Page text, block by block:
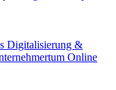
Digitalisierung &
Online